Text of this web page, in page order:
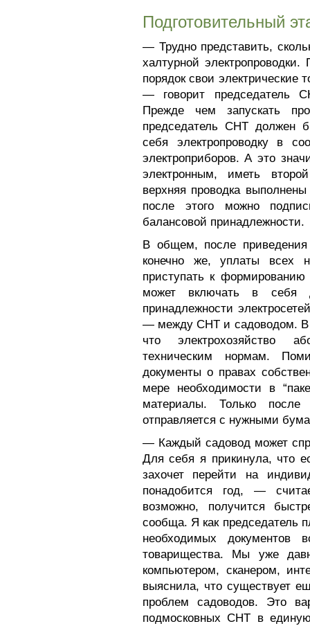
Подготовительный
— Трудно представить,
халтурной
порядок свои электрические
— говорит председатель
Прежде чем запускать
председатель СНТ должен
себя электропроводку в
электроприборов. А это
электронным, иметь
верхняя проводка
после этого можно
балансовой принадлежности.
В общем, после приведения
конечно же, уплаты всех
приступать к формированию
может включать в себя
принадлежности
— между СНТ и садоводом. В
что электрохозяйство
техническим нормам.
документы о правах
мере необходимости в
материалы. Только
отправляется с нужными
— Каждый садовод может
Для себя я прикинула, что
захочет перейти на
понадобится год, —
возможно, получится
сообща. Я как председатель
необходимых документов
товарищества. Мы уже
компьютером, сканером,
выяснила, что существует
проблем садоводов. Это
подмосковных СНТ в